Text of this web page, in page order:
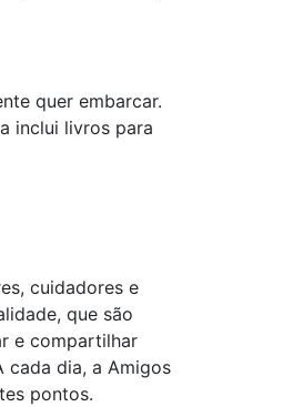
quer embarcar.
inclui livros para
cuidadores e
que são
e compartilhar
cada dia, a Amigos
pontos.